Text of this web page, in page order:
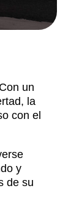
un
la
con el
y
de su